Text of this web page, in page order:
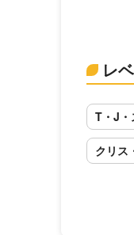
レ
T・J・
クリス